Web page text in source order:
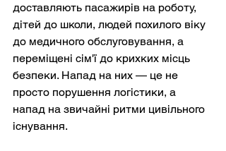
доставляють пасажирів на роботу,
дітей до школи, людей похилого віку
до медичного обслуговування, а
переміщені сім'ї до крихких місць
безпеки. Напад на них — це не
просто порушення логістики, а
напад на звичайні ритми цивільного
існування.